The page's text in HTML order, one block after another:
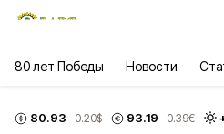
80 лет Победы Новости
80.93 -0.20$ 93.19 -0.39€